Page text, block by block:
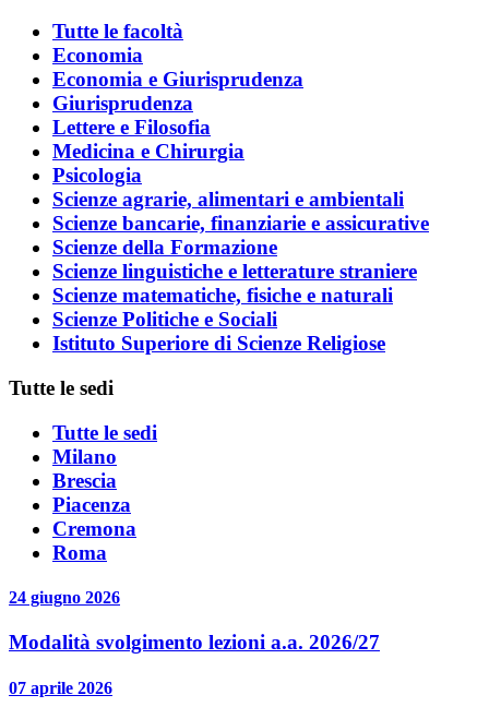
Tutte le facoltà
Economia
Economia e Giurisprudenza
Giurisprudenza
Lettere e Filosofia
Medicina e Chirurgia
Psicologia
Scienze agrarie, alimentari e ambientali
Scienze bancarie, finanziarie e assicurative
Scienze della Formazione
Scienze linguistiche e letterature straniere
Scienze matematiche, fisiche e naturali
Scienze Politiche e Sociali
Istituto Superiore di Scienze Religiose
Tutte le sedi
Tutte le sedi
Milano
Brescia
Piacenza
Cremona
Roma
24 giugno 2026
Modalità svolgimento lezioni a.a. 2026/27
07 aprile 2026